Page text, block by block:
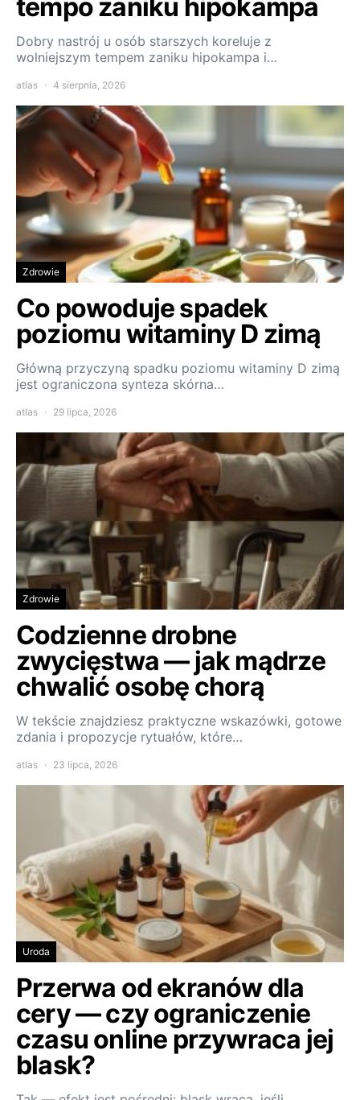
tempo zaniku hipokampa
Dobry nastrój u osób starszych koreluje z
wolniejszym tempem zaniku hipokampa i…
atlas 4 sierpnia, 2026
Zdrowie
Co powoduje spadek
poziomu witaminy D zimą
Główną przyczyną spadku poziomu witaminy D zimą
jest ograniczona synteza skórna…
atlas 29 lipca, 2026
Zdrowie
Codzienne drobne
zwycięstwa — jak mądrze
chwalić osobę chorą
W tekście znajdziesz praktyczne wskazówki, gotowe
zdania i propozycje rytuałów, które…
atlas 23 lipca, 2026
Uroda
Przerwa od ekranów dla
cery — czy ograniczenie
czasu online przywraca jej
blask?